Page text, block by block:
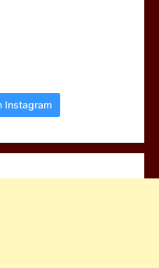
Instagram